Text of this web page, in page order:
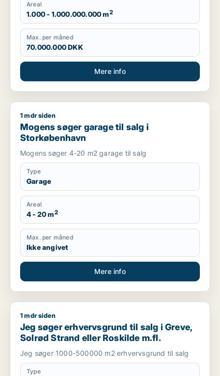
Areal
1.000 - 1.000.000.000 m2
Max. per måned
70.000.000 DKK
Mere info
Mogens søger garage til salg i Storkøbenhavn
1 mdr siden
Mogens søger garage til salg i
Storkøbenhavn
Mogens søger 4-20 m2 garage til salg
Type
Garage
Areal
4 - 20 m2
Max. per måned
Ikke angivet
Mere info
Jeg søger erhvervsgrund til salg i Greve, Solrød Strand eller
1 mdr siden
Jeg søger erhvervsgrund til salg i Greve,
Solrød Strand eller Roskilde m.fl.
Jeg søger 1000-500000 m2 erhvervsgrund til salg
Type